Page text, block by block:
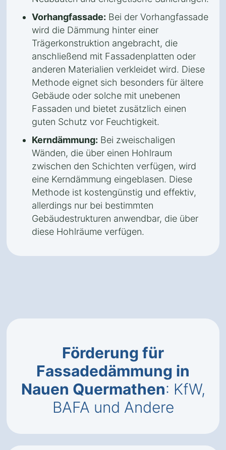
Vorhangfassade: Bei der Vorhangfassade
wird die Dämmung hinter einer
Trägerkonstruktion angebracht, die
anschließend mit Fassadenplatten oder
anderen Materialien verkleidet wird. Diese
Methode eignet sich besonders für ältere
Gebäude oder solche mit unebenen
Fassaden und bietet zusätzlich einen
guten Schutz vor Feuchtigkeit.
Kerndämmung: Bei zweischaligen
Wänden, die über einen Hohlraum
zwischen den Schichten verfügen, wird
eine Kerndämmung eingeblasen. Diese
Methode ist kostengünstig und effektiv,
allerdings nur bei bestimmten
Gebäudestrukturen anwendbar, die über
diese Hohlräume verfügen.
Förderung für
Fassadedämmung in
Nauen Quermathen: KfW,
BAFA und Andere